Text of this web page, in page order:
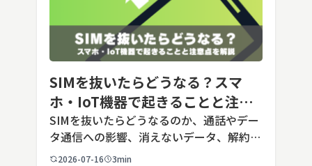
SIMを抜いたらどうなる？スマ
ホ・IoT機器で起きることと注意
点を解説
SIMを抜いたらどうなるのか、通話やデー
タ通信への影響、消えないデータ、解約や
端末譲渡時の注意点を整理。さらに法人・
2026-07-16 3min